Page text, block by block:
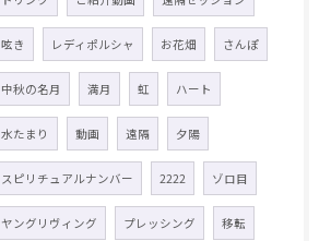
呟き レディポルシャ お花畑 さんぽ
中秋の名月 満月 虹 ハート
水たまり 動画 遠隔 夕陽
スピリチュアルナンバー 2222 ゾロ目
ヤングリヴィング プレッシング 移転